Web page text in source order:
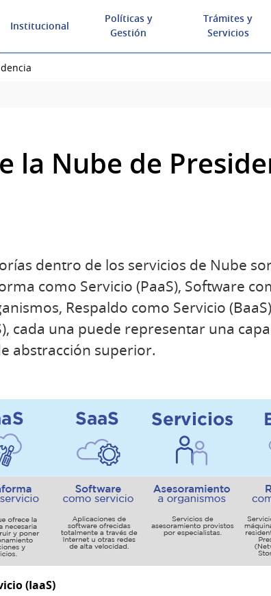
Institucional
Políticas y
Gestión
Trámites y
Servicios
la Nube de
dentro de los servicios de Nube
como Servicio (PaaS), Software
Respaldo como Servicio
cada una puede representar una
abstracción superior.
(IaaS)